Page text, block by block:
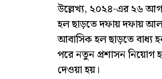
উল্লেখ্য, ২০২৪-এর ২৬
হল ছাড়তে দফায় দফায়
আবাসিক হল ছাড়তে বাধ্য
পরে নতুন প্রশাসন নিয়োগ
দেওয়া হয়।